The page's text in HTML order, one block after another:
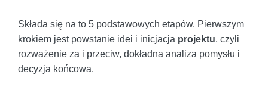
Składa się na to 5 podstawowych etapów. Pierwszym
krokiem jest powstanie idei i inicjacja projektu, czyli
rozważenie za i przeciw, dokładna analiza pomysłu i
decyzja końcowa.